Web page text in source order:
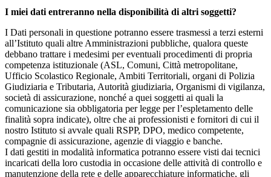
I miei dati entreranno nella disponibilità di altri soggetti?
I Dati personali in questione potranno essere trasmessi a terzi esterni
all’Istituto quali altre Amministrazioni pubbliche, qualora queste
debbano trattare i medesimi per eventuali procedimenti di propria
competenza istituzionale (ASL, Comuni, Città metropolitane,
Ufficio Scolastico Regionale, Ambiti Territoriali, organi di Polizia
Giudiziaria e Tributaria, Autorità giudiziaria, Organismi di vigilanza,
società di assicurazione, nonché a quei soggetti ai quali la
comunicazione sia obbligatoria per legge per l’espletamento delle
finalità sopra indicate), oltre che ai professionisti e fornitori di cui il
nostro Istituto si avvale quali RSPP, DPO, medico competente,
compagnie di assicurazione, agenzie di viaggio e banche.
I dati gestiti in modalità informatica potranno essere visti dai tecnici
incaricati della loro custodia in occasione delle attività di controllo e
manutenzione della rete e delle apparecchiature informatiche, gli